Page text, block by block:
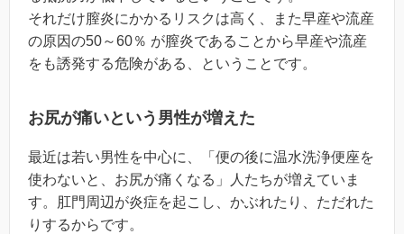
それだけ膣炎にかかるリスクは高く、また早産や流産
の原因の50～60％ が膣炎であることから早産や流産
をも誘発する危険がある、ということです。
お尻が痛いという男性が増えた
最近は若い男性を中心に、「便の後に温水洗浄便座を
使わないと、お尻が痛くなる」人たちが増えていま
す。肛門周辺が炎症を起こし、かぶれたり、ただれた
りするからです。